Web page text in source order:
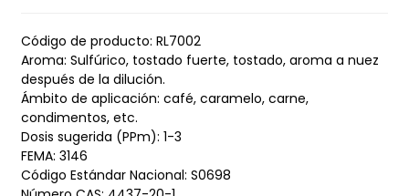
Código de producto: RL7002
Aroma: Sulfúrico, tostado fuerte, tostado, aroma a nuez
después de la dilución.
Ámbito de aplicación: café, caramelo, carne,
condimentos, etc.
Dosis sugerida (PPm): 1-3
FEMA: 3146
Código Estándar Nacional: S0698